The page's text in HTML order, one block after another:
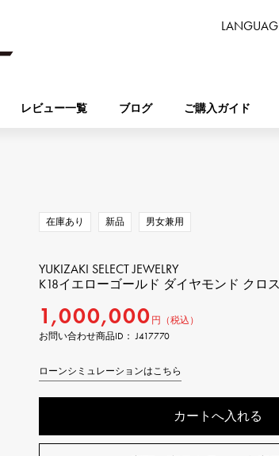
レビュー一覧 ブログ ご購入ガイド
VACHERON CONSTANTIN
ヴァシュロン・コンスタンタン
CHANEL
シャネル
ZENITH TAG
ALPHA putite
アルファプティ
ANGLER
USED NOMBRE USED
在庫あり 新品 男女兼用
YUKIZAKI SELECT JEWELRY
K18イエローゴールド ダイヤモンド クロ
1,000,000 円（税込）
お問い合わせ商品ID： J417770
ローンシミュレーションはこちら
カートへ入れる